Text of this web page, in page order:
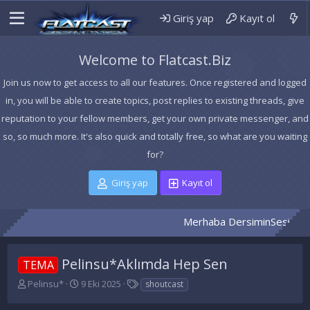
Giriş yap Kayıt ol
Welcome to Flatcast.Biz
Join us now to get access to all our features. Once registered and logged
in, you will be able to create topics, post replies to existing threads, give
reputation to your fellow members, get your own private messenger, and
so, so much more. It's also quick and totally free, so what are you waiting
for?
Giriş yap Kayıt ol
Merhaba DersiminSesi
TEMA Pelinsu*Aklımda Hep Sen
K
Pelinsu*
B
9 Eki 2025
E
t
shoutcast